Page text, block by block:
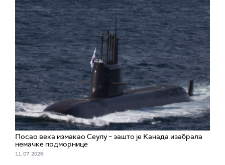
Посао века измакао Сеулу – зашто је Kанада изабрала
немачке подморнице
11. 07. 2026.